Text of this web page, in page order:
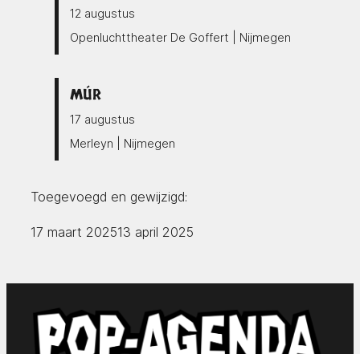
12 augustus
Openluchttheater De Goffert | Nijmegen
MÚR
17 augustus
Merleyn | Nijmegen
Toegevoegd en gewijzigd:
17 maart 202513 april 2025